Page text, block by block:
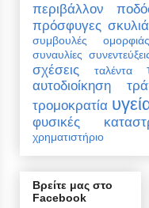
περιβάλλον
πρόσφυγες σκυλιά
συμβουλές ομορφιάς
συναυλίες
σχέσεις
ταλέντα
αυτοδιοίκηση
τρομοκρατία
φυσικές
χρηματιστήριο
Βρείτε μας στο
Facebook